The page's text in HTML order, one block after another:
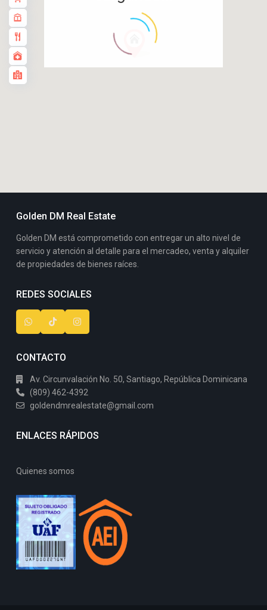
Golden DM Real Estate
Golden DM está comprometido con entregar un alto nivel de
servicio y atención al detalle para el mercadeo, venta y alquiler
de propiedades de bienes raíces.
REDES SOCIALES
CONTACTO
Av. Circunvalación No. 50, Santiago, República Dominicana
(809) 462-4392
goldendmrealestate@gmail.com
ENLACES RÁPIDOS
Quienes somos